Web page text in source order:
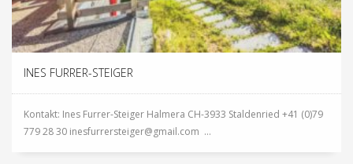
INES FURRER-STEIGER
Kontakt: Ines Furrer-Steiger Halmera CH-3933 Staldenried +41 (0)79
779 28 30 inesfurrersteiger@gmail.com ...